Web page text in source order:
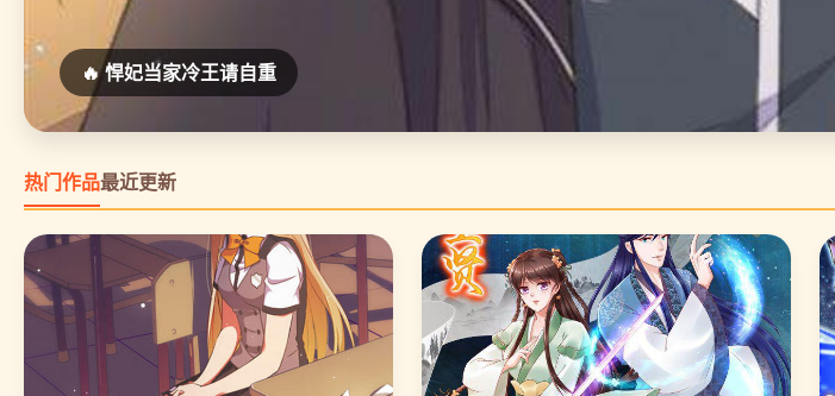
🔥 为自己而战
热门作品最近更新